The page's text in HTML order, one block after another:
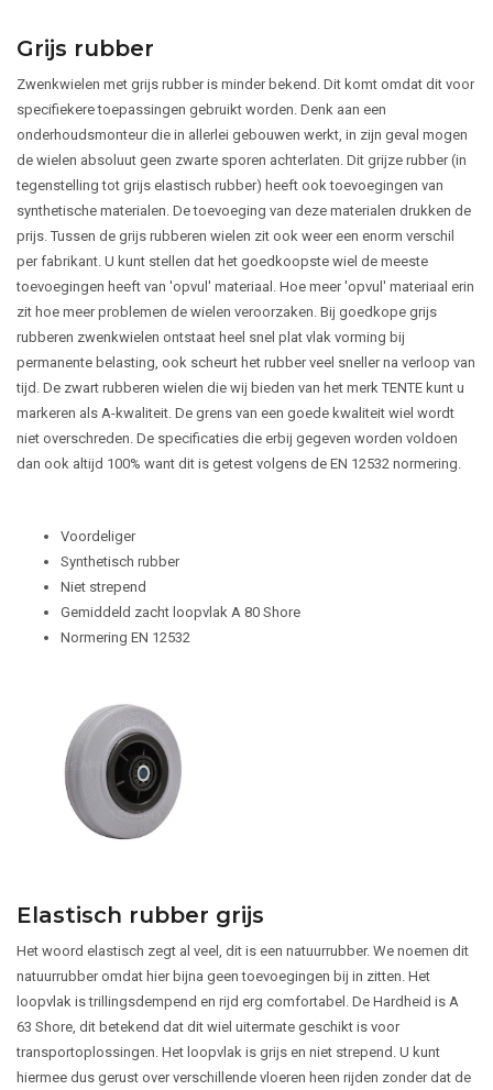
Grijs rubber
Zwenkwielen met grijs rubber is minder bekend. Dit komt omdat dit voor
specifiekere toepassingen gebruikt worden. Denk aan een
onderhoudsmonteur die in allerlei gebouwen werkt, in zijn geval mogen
de wielen absoluut geen zwarte sporen achterlaten. Dit grijze rubber (in
tegenstelling tot grijs elastisch rubber) heeft ook toevoegingen van
synthetische materialen. De toevoeging van deze materialen drukken de
prijs. Tussen de grijs rubberen wielen zit ook weer een enorm verschil
per fabrikant. U kunt stellen dat het goedkoopste wiel de meeste
toevoegingen heeft van 'opvul' materiaal. Hoe meer 'opvul' materiaal erin
zit hoe meer problemen de wielen veroorzaken. Bij goedkope grijs
rubberen zwenkwielen ontstaat heel snel plat vlak vorming bij
permanente belasting, ook scheurt het rubber veel sneller na verloop van
tijd. De zwart rubberen wielen die wij bieden van het merk TENTE kunt u
markeren als A-kwaliteit. De grens van een goede kwaliteit wiel wordt
niet overschreden. De specificaties die erbij gegeven worden voldoen
dan ook altijd 100% want dit is getest volgens de EN 12532 normering.
Voordeliger
Synthetisch rubber
Niet strepend
Gemiddeld zacht loopvlak A 80 Shore
Normering EN 12532
Elastisch rubber grijs
Het woord elastisch zegt al veel, dit is een natuurrubber. We noemen dit
natuurrubber omdat hier bijna geen toevoegingen bij in zitten. Het
loopvlak is trillingsdempend en rijd erg comfortabel. De Hardheid is A
63 Shore, dit betekend dat dit wiel uitermate geschikt is voor
transportoplossingen. Het loopvlak is grijs en niet strepend. U kunt
hiermee dus gerust over verschillende vloeren heen rijden zonder dat de